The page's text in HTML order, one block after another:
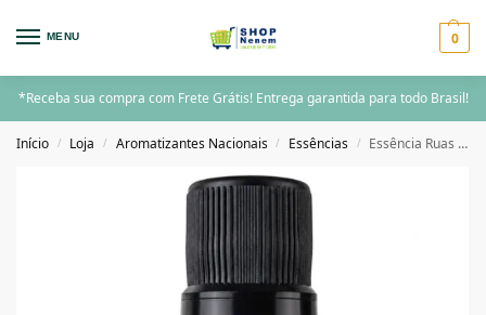
MENU 0
*Receba sua compra com Frete Grátis! Entrega garantida para todo Brasil!
Início / Loja / Aromatizantes Nacionais / Essências / Essência Ruas de Sevilha- 15ml- Antik